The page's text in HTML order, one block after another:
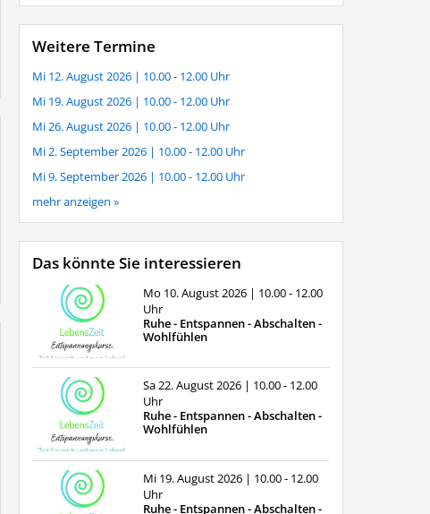
Weitere Termine
Mi 12. August 2026 | 10.00 - 12.00 Uhr
Mi 19. August 2026 | 10.00 - 12.00 Uhr
Mi 26. August 2026 | 10.00 - 12.00 Uhr
Mi 2. September 2026 | 10.00 - 12.00 Uhr
Mi 9. September 2026 | 10.00 - 12.00 Uhr
mehr anzeigen »
Das könnte Sie interessieren
Mo 10. August 2026 | 10.00 - 12.00
Uhr
Ruhe - Entspannen - Abschalten -
Wohlfühlen
Sa 22. August 2026 | 10.00 - 12.00
Uhr
Ruhe - Entspannen - Abschalten -
Wohlfühlen
Mi 19. August 2026 | 10.00 - 12.00
Uhr
Ruhe - Entspannen - Abschalten -